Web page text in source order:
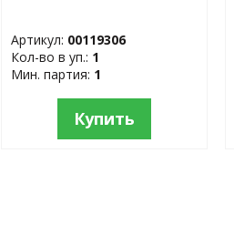
Артикул: 00119306
Кол-во в уп.: 1
Мин. партия: 1
Купить